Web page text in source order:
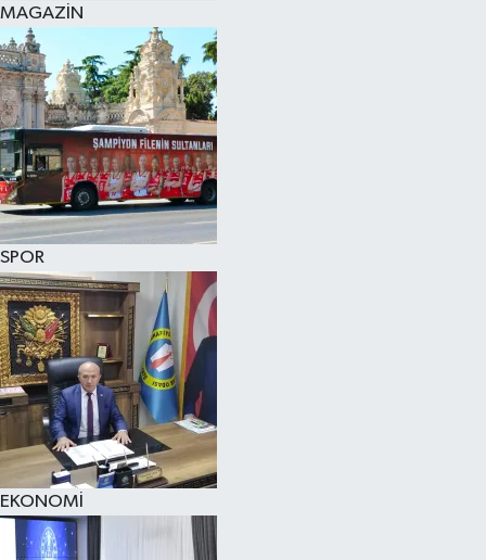
MAGAZİN
SPOR
EKONOMİ